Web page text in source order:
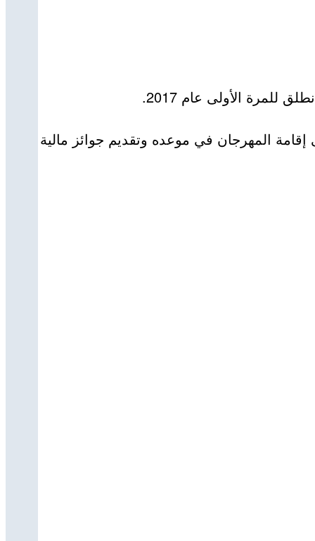
الأولى عام 2017.
المهرجان في موعده وتقديم جوائز مالية